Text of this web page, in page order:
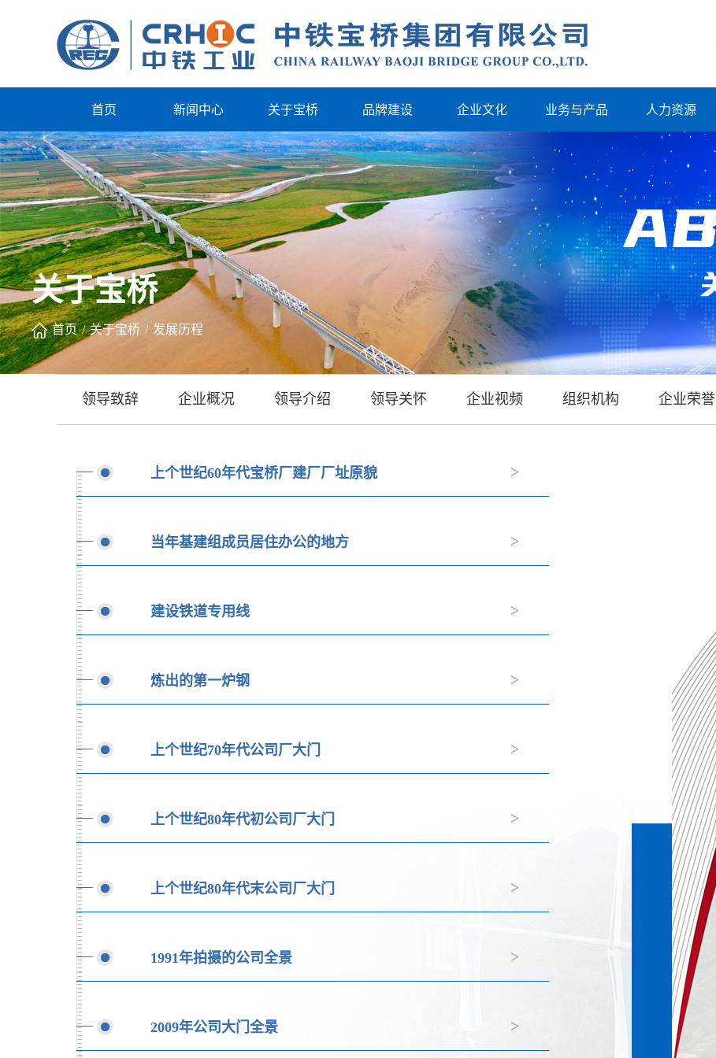
首页 新闻中心 关于宝桥 品牌建设 企业文化 业务与产品 人力资源
关于宝桥
首页 / 关于宝桥 / 发展历程
领导致辞 企业概况 领导介绍 领导关怀 企业视频 组织机构 企业荣誉
上个世纪60年代宝桥厂建厂厂址原貌 >
当年基建组成员居住办公的地方 >
建设铁道专用线 >
炼出的第一炉钢 >
上个世纪70年代公司厂大门 >
上个世纪80年代初公司厂大门 >
上个世纪80年代末公司厂大门 >
1991年拍摄的公司全景 >
2009年公司大门全景 >